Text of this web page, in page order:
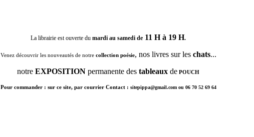
La librairie est ouverte du mardi au samedi de 11 H à 19 H.
Venez découvrir les nouveautés de notrecollection poésie, nos livres sur les chats...
notre EXPOSITION permanente des tableaux de POUCH
Pour commander : sur ce site, par courrier Contact : sitepippa@gmail.com ou 06 70 52 69 64